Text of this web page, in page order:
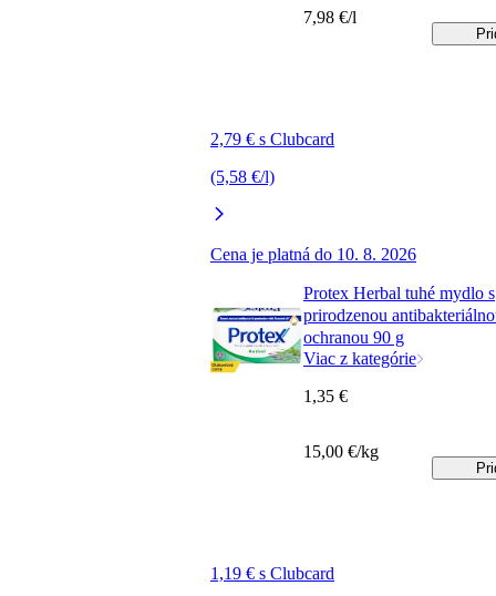
2,79 € s Clubcard
(5,58 €/l)
Cena je platná do 10. 8. 2026
7,98 €/l
Protex Herbal tuhé mydlo s
prirodzenou
ochranou 90 g
Viac z kategórie
1,19 € s Clubcard
1,35 €
15,00 €/kg